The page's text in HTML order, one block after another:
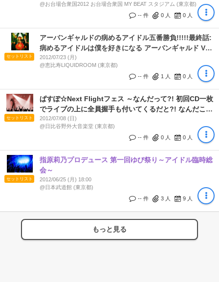
@お台場合衆国2012 お台場合衆国 MY BEAT スタジアム (東京都)
-- 件
0 人 0 人
セットリスト
アーバンギャルドの病めるアイドル五番勝負!!!!!最終話:
病めるアイドルは僕を好きになる アーバンギャルド VS
ぱすぽ☆
2012/07/23 (月)
@恵比寿LIQUIDROOM (東京都)
-- 件
1 人 0 人
セットリスト
ぱすぽ☆Next Flightフェス ～なんだって?! 初回CD一枚
でライブの上に全員握手も付いてくるだと?! なんだこの
日本一の格安航空は?! 新規はこれを機に当機に搭乗する
しか!! 飛行機、だけに、ナ!!～
2012/07/08 (日)
@日比谷野外大音楽堂 (東京都)
-- 件
0 人 0 人
セットリスト
指原莉乃プロデュース 第一回ゆび祭り～アイドル臨時総
会～
2012/06/25 (月) 18:00
@日本武道館 (東京都)
-- 件
3 人 9 人
もっと見る